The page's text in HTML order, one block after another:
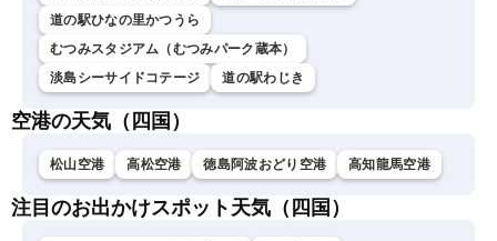
道の駅ひなの里かつうら
むつみスタジアム（むつみパーク蔵本）
淡島シーサイドコテージ
道の駅わじき
空港の天気（四国）
松山空港 高松空港 徳島阿波おどり空港 高知龍馬空港
注目のお出かけスポット天気（四国）